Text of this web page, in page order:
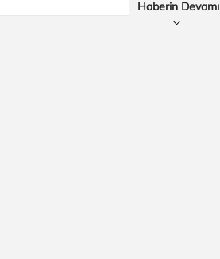
Haberin Devamı